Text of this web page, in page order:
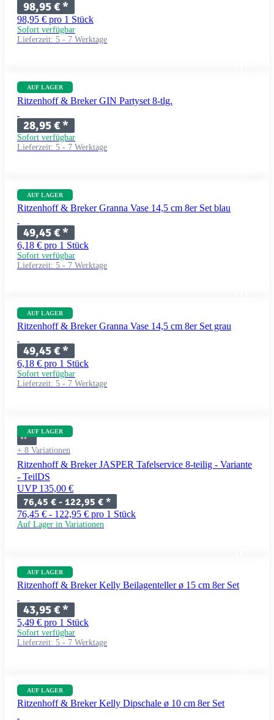
98,95 €*
98,95 € pro 1 Stück
Sofort verfügbar
Lieferzeit: 5 - 7 Werktage
AUF LAGER
Ritzenhoff & Breker GIN Partyset 8-tlg.
28,95 €*
Sofort verfügbar
Lieferzeit: 5 - 7 Werktage
AUF LAGER
Ritzenhoff & Breker Granna Vase 14,5 cm 8er Set blau
49,45 €*
6,18 € pro 1 Stück
Sofort verfügbar
Lieferzeit: 5 - 7 Werktage
AUF LAGER
Ritzenhoff & Breker Granna Vase 14,5 cm 8er Set grau
49,45 €*
6,18 € pro 1 Stück
Sofort verfügbar
Lieferzeit: 5 - 7 Werktage
AUF LAGER
+ 8 Variationen
Ritzenhoff & Breker JASPER Tafelservice 8-teilig - Variante
- TeilDS
UVP 135,00 €
76,45 € - 122,95 € *
76,45 € - 122,95 € pro 1 Stück
Auf Lager in Variationen
AUF LAGER
Ritzenhoff & Breker Kelly Beilagenteller ø 15 cm 8er Set
43,95 €*
5,49 € pro 1 Stück
Sofort verfügbar
Lieferzeit: 5 - 7 Werktage
AUF LAGER
Ritzenhoff & Breker Kelly Dipschale ø 10 cm 8er Set